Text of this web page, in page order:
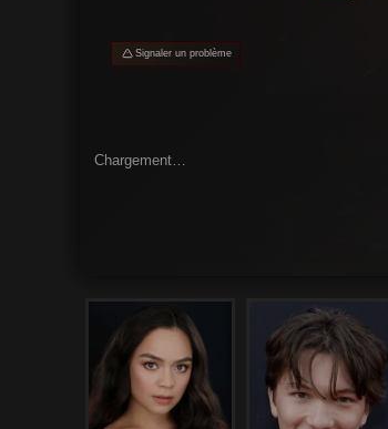
Signaler un problème
Chargement…